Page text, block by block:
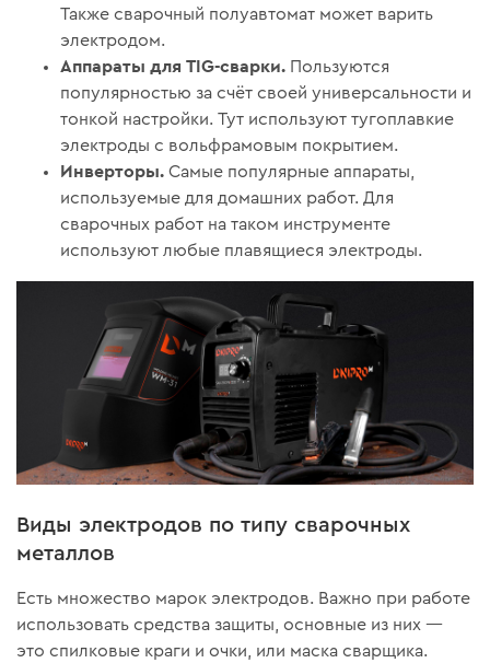
Также сварочный полуавтомат может варить
электродом.
Аппараты для TIG-сварки. Пользуются
популярностью за счёт своей универсальности и
тонкой настройки. Тут используют тугоплавкие
электроды с вольфрамовым покрытием.
Инверторы. Самые популярные аппараты,
используемые для домашних работ. Для
сварочных работ на таком инструменте
используют любые плавящиеся электроды.
Виды электродов по типу сварочных
металлов
Есть множество марок электродов. Важно при работе
использовать средства защиты, основные из них —
это спилковые краги и очки, или маска сварщика.